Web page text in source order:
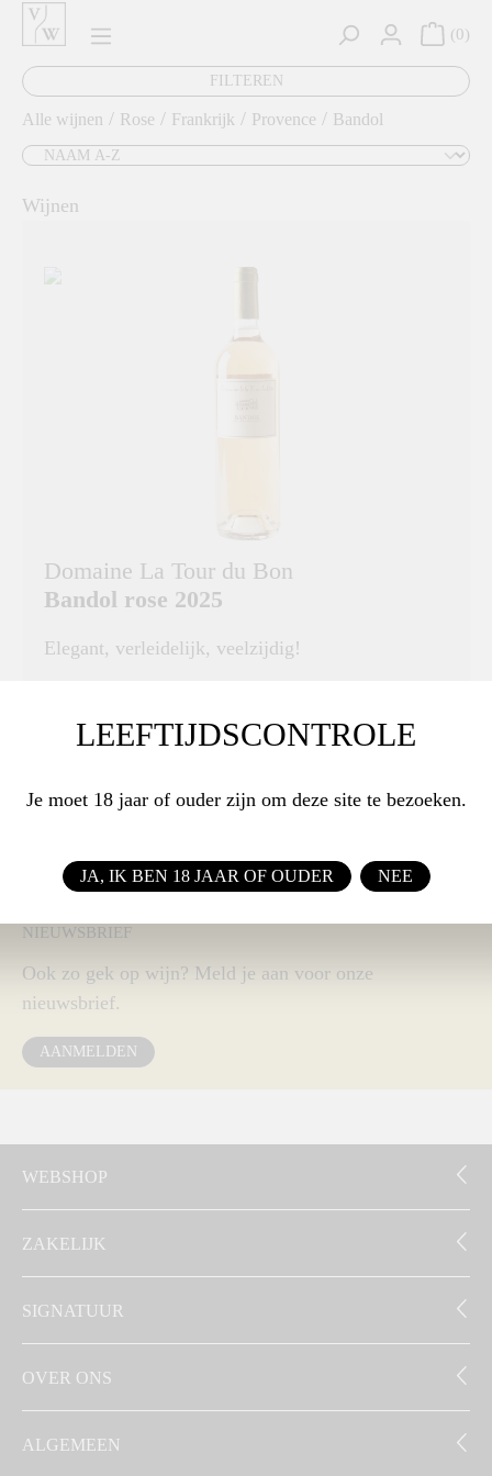
0
FILTEREN
Alle wijnen / Rose / Frankrijk / Provence / Bandol
Wijnen
Domaine La Tour du Bon
Bandol rose 2025
Elegant, verleidelijk, veelzijdig!
NIEUWSBRIEF
Ook zo gek op wijn? Meld je aan voor onze
nieuwsbrief.
AANMELDEN
WEBSHOP
ZAKELIJK
SIGNATUUR
OVER ONS
ALGEMEEN
LEEFTIJDSCONTROLE
Je moet 18 jaar of ouder zijn om deze site te bezoeken.
JA, IK BEN 18 JAAR OF OUDER NEE